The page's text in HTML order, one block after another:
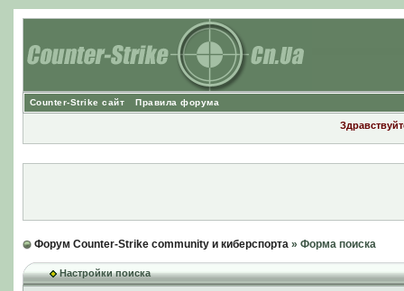
Counter-Strike сайт Правила форума
Форум Counter-Strike community и киберспорта» Форма поиска
Настройки поиска